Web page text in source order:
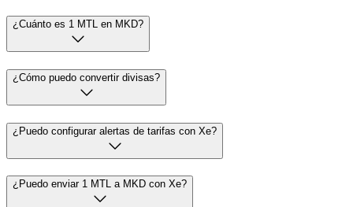
¿Cuánto es 1 MTL en MKD?
¿Cómo puedo convertir divisas?
¿Puedo configurar alertas de tarifas con Xe?
¿Puedo enviar 1 MTL a MKD con Xe?